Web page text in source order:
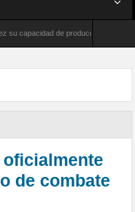
capacidad de producción de radares
de combate